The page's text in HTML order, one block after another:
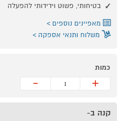
בטיחותי, פשוט וידידותי להפעלה
מאפיינים נוספים
משלוח ותנאי אספקה
כמות
+
-
קנה ב-